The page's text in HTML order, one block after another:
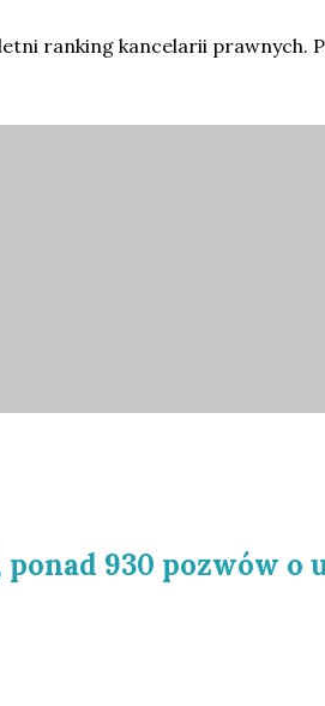
ranking kancelarii prawnych.
930 pozwów